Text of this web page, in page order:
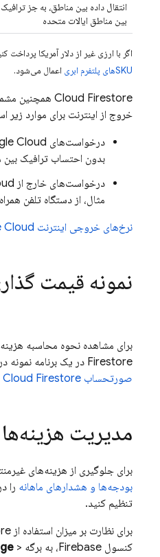
انتقال داده بین مناطق، به جز ترافیک
بین مناطق ایالات متحده
اگر با ارزی غیر از دلار آمریکا
SKUهای پلتفرم ابری
اعمال می‌شود.
Cloud Firestore همچنین
خروج از اینترنت برای موارد زیر
درخواست‌های Cloud
بدون احتساب ترافیک بین
درخواست‌های خارج از
مثال، از دستگاه تلفن
نرخ‌های خروجی اینترنت Cloud
نمونه قیمت
برای مشاهده نحوه محاسبه
Firestore در یک برنامه نمونه
صورتحساب Cloud Firestore
مدیریت هزینه‌ها
برای جلوگیری از هزینه‌های
بودجه‌ها و هشدارهای ماهانه را
تنظیم کنید.
برای نظارت بر میزان استفاده از
کنسول Firebase، به برگه
>